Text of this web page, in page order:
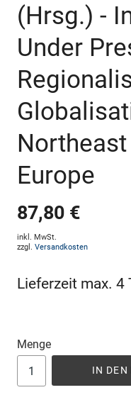
(Hrsg.) -
Under
Europe
87,80 €
inkl. MwSt.
zzgl. Versandkosten
Lieferzeit max. 4
Menge
IN DEN